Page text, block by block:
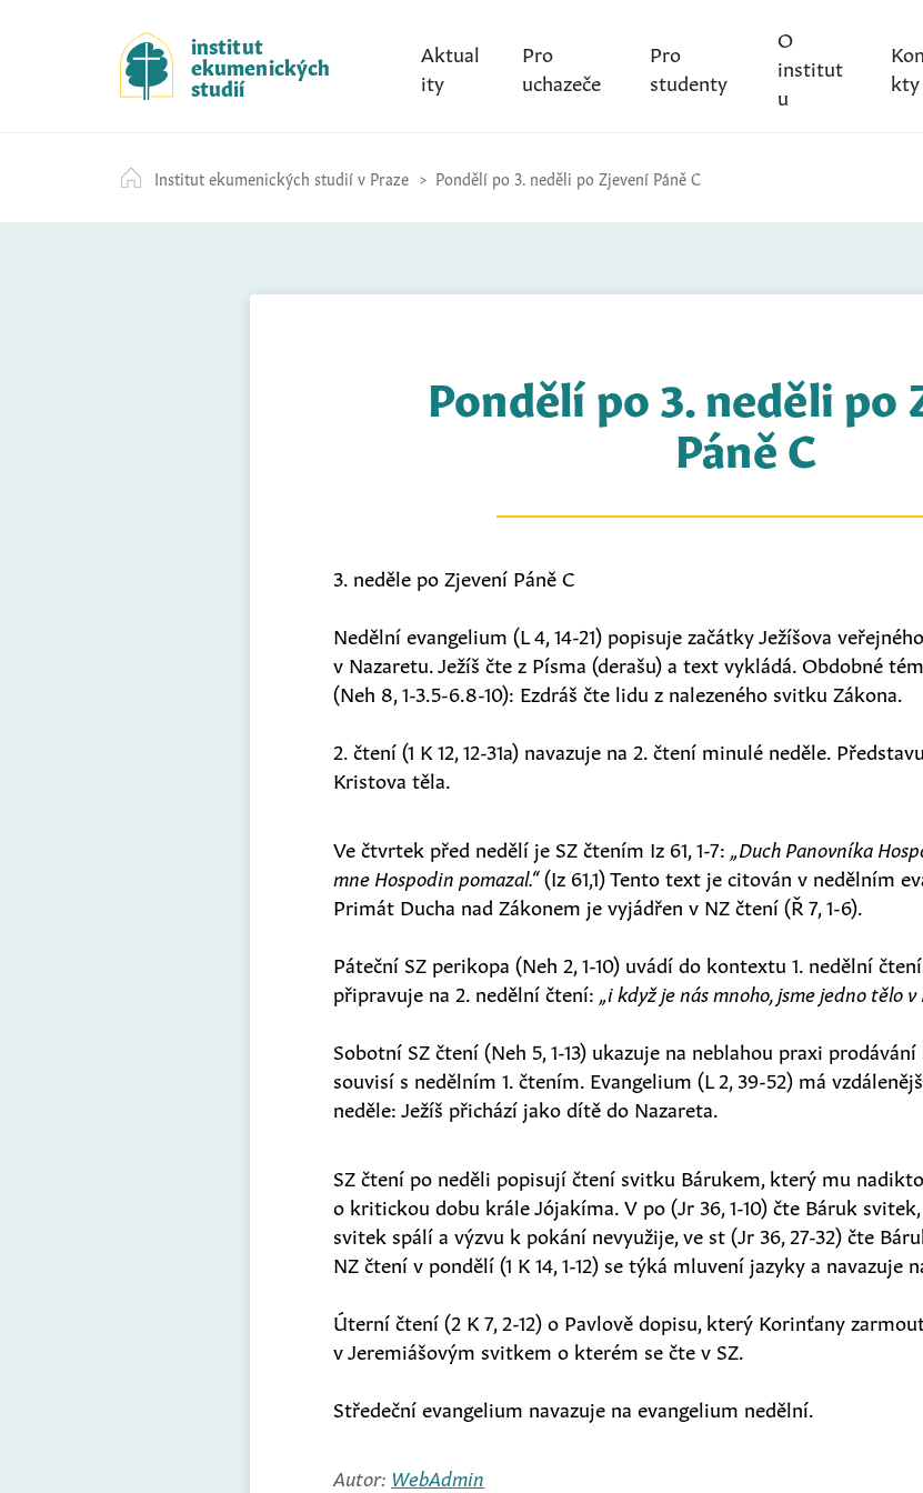
k
i
p
t
c
o
institut
ekumenických
studií
Aktual
ity
Pro
uchazeče
Pro
studenty
O
institut
u
kty
Institut ekumenických studií v Praze Pondělí po 3. neděli po Zjevení Páně C
Pondělí po 3. neděli po
Páně C
3. neděle po Zjevení Páně C
Nedělní evangelium (L 4, 14-21) popisuje začátky Ježíšova
v Nazaretu. Ježíš čte z Písma (derašu) a text vykládá. Obdobné
(Neh 8, 1-3.5-6.8-10): Ezdráš čte lidu z nalezeného svitku Zákona.
2. čtení (1 K 12, 12-31a) navazuje na 2. čtení minulé neděle.
Kristova těla.
Ve čtvrtek před nedělí je SZ čtením Iz 61, 1-7: „Duch Panovníka
mne Hospodin pomazal.“(Iz 61,1) Tento text je citován v nedělním
Primát Ducha nad Zákonem je vyjádřen v NZ čtení (Ř 7, 1-6).
Páteční SZ perikopa (Neh 2, 1-10) uvádí do kontextu 1. nedělní
připravuje na 2. nedělní čtení: „i když je nás mnoho, jsme jedno tělo
Sobotní SZ čtení (Neh 5, 1-13) ukazuje na neblahou praxi
souvisí s nedělním 1. čtením. Evangelium (L 2, 39-52) má
neděle: Ježíš přichází jako dítě do Nazareta.
SZ čtení po neděli popisují čtení svitku Bárukem, který mu
o kritickou dobu krále Jójakíma. V po (Jr 36, 1-10) čte Báruk svitek,
svitek spálí a výzvu k pokání nevyužije, ve st (Jr 36, 27-32) čte
NZ čtení v pondělí (1 K 14, 1-12) se týká mluvení jazyky a navazuje
Úterní čtení (2 K 7, 2-12) o Pavlově dopisu, který Korinťany
v Jeremiášovým svitkem o kterém se čte v SZ.
Středeční evangelium navazuje na evangelium nedělní.
Autor: WebAdmin